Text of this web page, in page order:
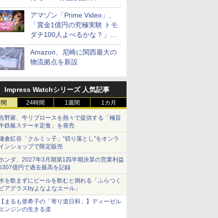
見放題
アマゾン「Prime Video」、
「賞金1億円の究極実験 トモ
ダチ100人よべるかな？」シ
ーズン2の参加者公開
Amazon、尼崎に関西最大の
物流拠点を新設
Impress Watchシリーズ 人気記事
24時間 1週間 1カ月
野家、牛リブロースを熱々で提供する「極旨
鉄板ステーキ定食」を発売
倉紅谷「クルミッ子」“切り落とし”をオンラ
ンショップで限定販売
ンダ、2027年3月期第1四半期決算の営業利益
億円で過去最高を記録
を飲まずにビールを飲むと倒れる「ふらつく
アグラスbyよなよなエール」
まるも亜希子の「寄り道日和」】ディーゼル
ンジンの生きる道